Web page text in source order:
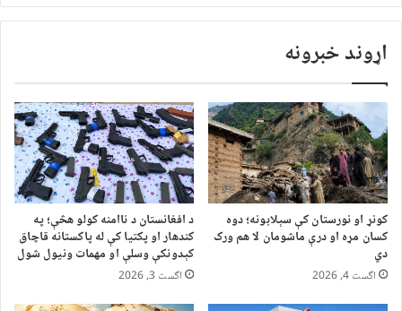
اړوند خبرونه
کونړ او نورستان کې سېلابونه؛ دوه
کسان مړه او درې ماشومان لا هم ورک
دي
اگست 4, 2026
د افغانستان د ناامنه کولو هڅې؛ په
کندهار او پکتیا کې له پاکستانه قاچاق
کېدونکې وسلې او مهمات ونیول شول
اگست 3, 2026